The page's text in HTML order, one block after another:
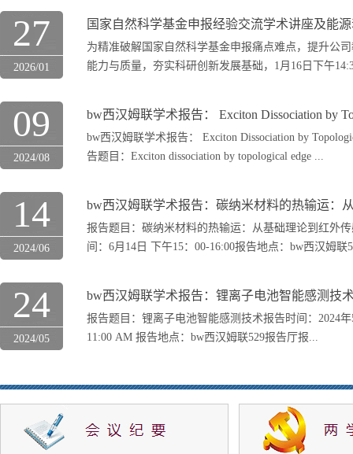
27
2026/01
国家自然科学基金申报经验交流学术讲座及能
为精准破解国家自然科学基金申报痛点难点，提升公
能力与质量，夯实科研创新发展基础，1月16日下午
09
2024/08
​bw西汉姆联学术报告： Exciton Dissociation by
​bw西汉姆联学术报告： Exciton Dissociation by
告题目：Exciton dissociation by topological edge ...
14
2024/06
​bw西汉姆联学术报告：碳纳米材料的热输运：
报告题目：碳纳米材料的热输运：从基础理论到红外
间：6月14日 下午15：00-16:00报告地点：bw西汉姆联
24
2024/05
​bw西汉姆联学术报告：锂离子电池智能感测技
报告题目：锂离子电池智能感测技术报告时间：2024
11:00 AM 报告地点：bw西汉姆联529报告厅报...